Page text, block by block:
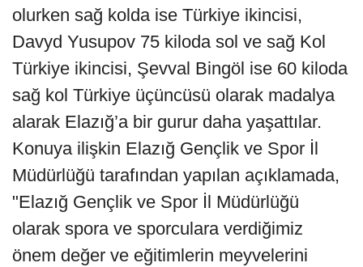
olurken sağ kolda ise Türkiye ikincisi,
Davyd Yusupov 75 kiloda sol ve sağ Kol
Türkiye ikincisi, Şevval Bingöl ise 60 kiloda
sağ kol Türkiye üçüncüsü olarak madalya
alarak Elazığ’a bir gurur daha yaşattılar.
Konuya ilişkin Elazığ Gençlik ve Spor İl
Müdürlüğü tarafından yapılan açıklamada,
"Elazığ Gençlik ve Spor İl Müdürlüğü
olarak spora ve sporculara verdiğimiz
önem değer ve eğitimlerin meyvelerini